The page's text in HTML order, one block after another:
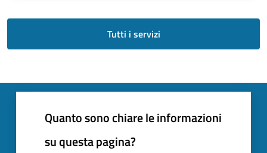
Tutti i servizi
Quanto sono chiare le informazioni
su questa pagina?